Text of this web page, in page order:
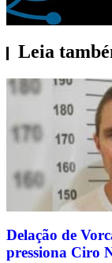
Leia
Delação de
pressiona Ciro